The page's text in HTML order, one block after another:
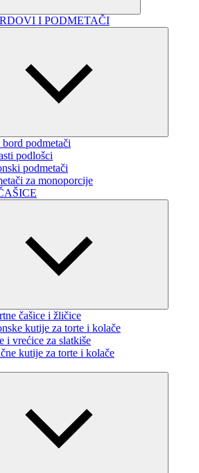
I PODMETAČI
bord podmetači
podlošci
podmetači
za monoporcije
čašice i žličice
kutije za torte i kolače
i vrećice za slatkiše
kutije za torte i kolače